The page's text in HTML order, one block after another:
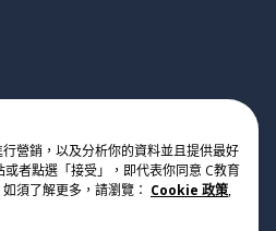
營銷，以及分析你的資料並且提供最好
者點選「接受」，即代表你同意 C教育
須了解更多，請瀏覽： Cookie 政策,